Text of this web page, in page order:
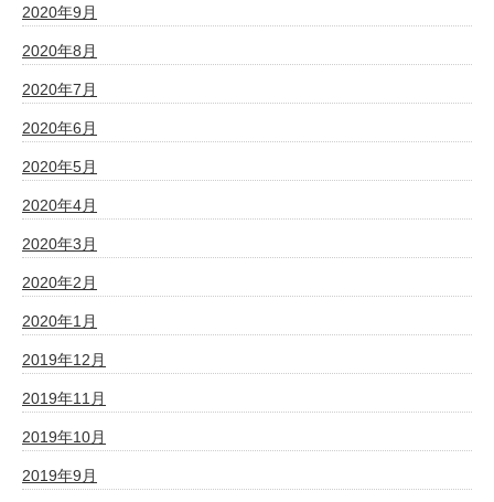
2020年9月
2020年8月
2020年7月
2020年6月
2020年5月
2020年4月
2020年3月
2020年2月
2020年1月
2019年12月
2019年11月
2019年10月
2019年9月